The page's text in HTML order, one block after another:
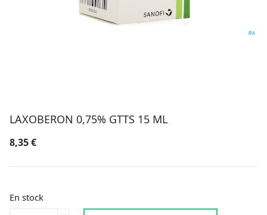
LAXOBERON 0,75% GTTS 15 ML
8,35€
En stock